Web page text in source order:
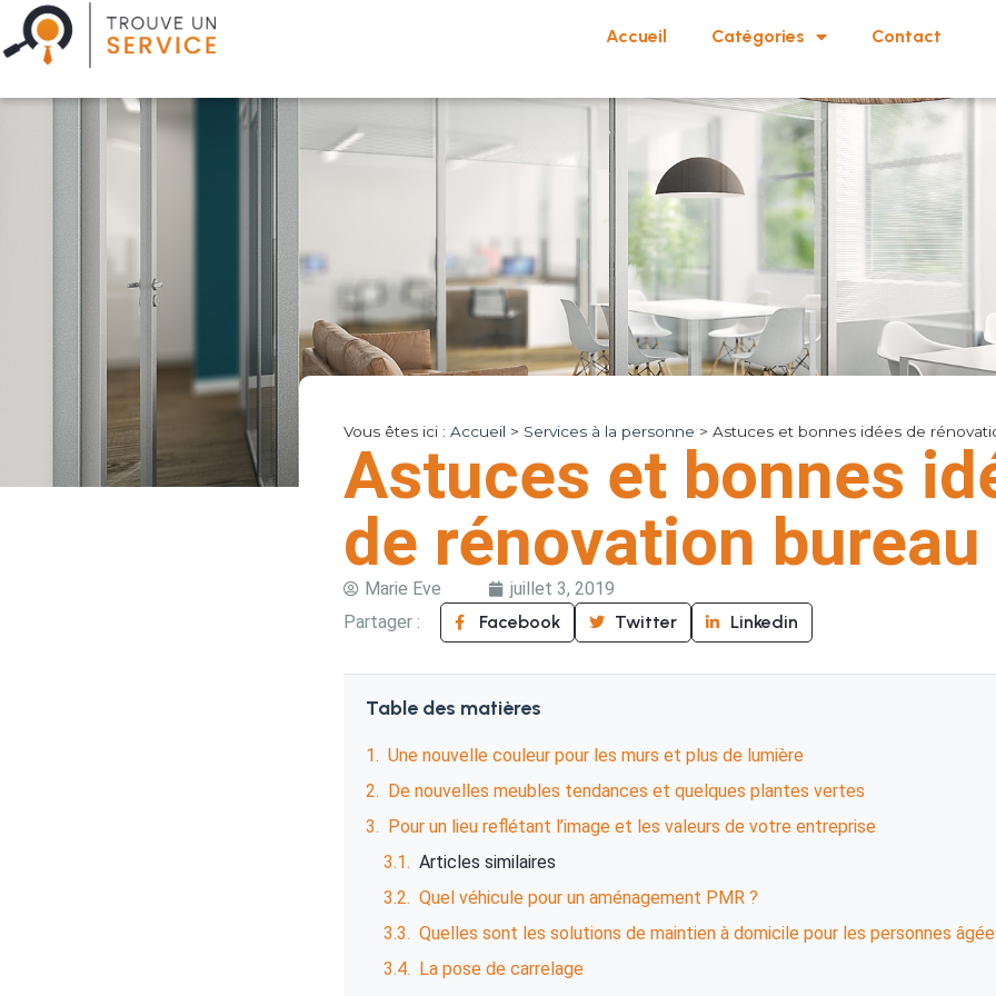
Accueil Catégories Contact
Vous êtes ici : Accueil > Services à la personne > Astuces et bonnes idées de
Astuces et bonnes
de rénovation bureau
Marie Eve
juillet 3, 2019
Partager :
Facebook Twitter Linkedin
Table des matières
Une nouvelle couleur pour les murs et plus de lumière
De nouvelles meubles tendances et quelques plantes vertes
Pour un lieu reflétant l’image et les valeurs de votre entreprise
Articles similaires
Quel véhicule pour un aménagement PMR ?
Quelles sont les solutions de maintien à domicile pour les personnes
La pose de carrelage